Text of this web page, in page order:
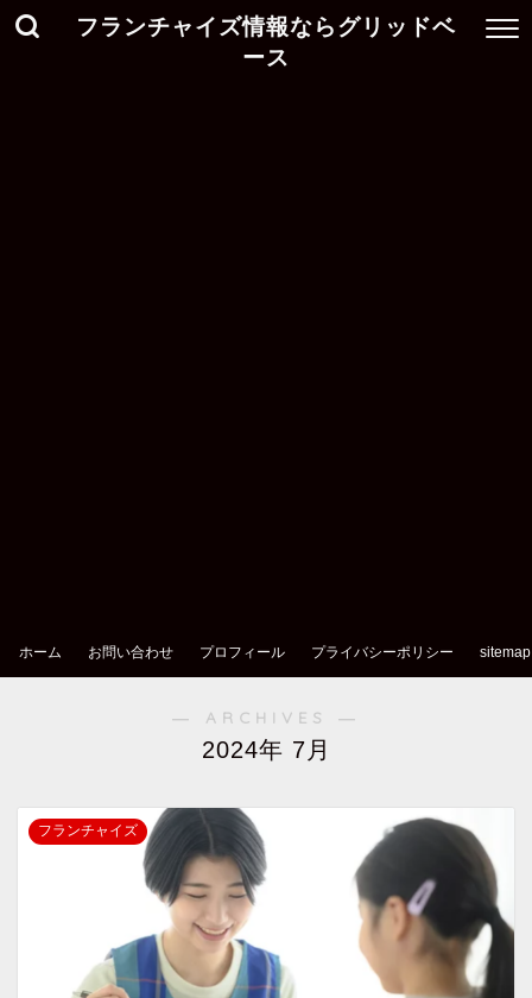
フランチャイズ情報ならグリッドベ
ース
ホーム お問い合わせ プロフィール プライバシーポリシー sitemap
― ARCHIVES ―
2024年 7月
フランチャイズ